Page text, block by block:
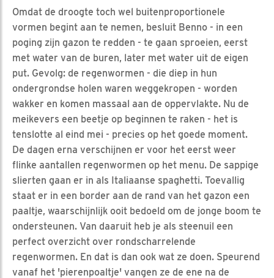
Omdat de droogte toch wel buitenproportionele
vormen begint aan te nemen, besluit Benno - in een
poging zijn gazon te redden - te gaan sproeien, eerst
met water van de buren, later met water uit de eigen
put. Gevolg: de regenwormen - die diep in hun
ondergrondse holen waren weggekropen - worden
wakker en komen massaal aan de oppervlakte. Nu de
meikevers een beetje op beginnen te raken - het is
tenslotte al eind mei - precies op het goede moment.
De dagen erna verschijnen er voor het eerst weer
flinke aantallen regenwormen op het menu. De sappige
slierten gaan er in als Italiaanse spaghetti. Toevallig
staat er in een border aan de rand van het gazon een
paaltje, waarschijnlijk ooit bedoeld om de jonge boom te
ondersteunen. Van daaruit heb je als steenuil een
perfect overzicht over rondscharrelende
regenwormen. En dat is dan ook wat ze doen. Speurend
vanaf het 'pierenpoaltje' vangen ze de ene na de